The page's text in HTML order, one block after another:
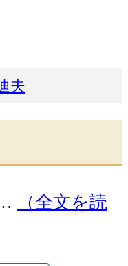
夫
（全文を読